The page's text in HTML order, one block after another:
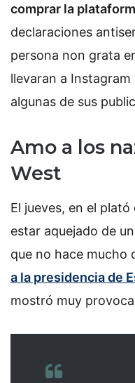
comprar la
declaraciones
persona non grata
llevaran a
algunas de sus
Amo a los
West
El jueves, en el plató
estar aquejado de
que no hace mucho
a la presidencia de
mostró muy